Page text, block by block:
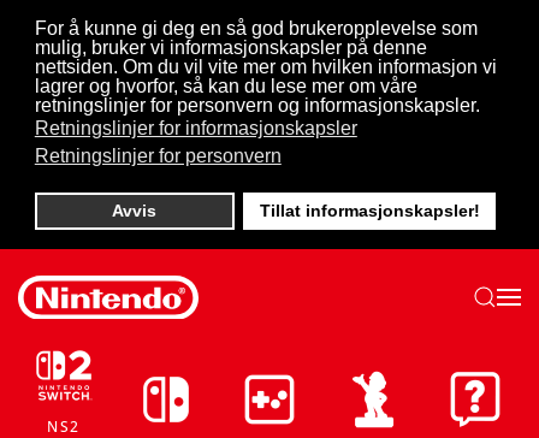
For å kunne gi deg en så god brukeropplevelse som
mulig, bruker vi informasjonskapsler på denne
nettsiden. Om du vil vite mer om hvilken informasjon vi
lagrer og hvorfor, så kan du lese mer om våre
retningslinjer for personvern og informasjonskapsler.
Retningslinjer for informasjonskapsler
Retningslinjer for personvern
Avvis Tillat informasjonskapsler!
Skip to main content
NS2